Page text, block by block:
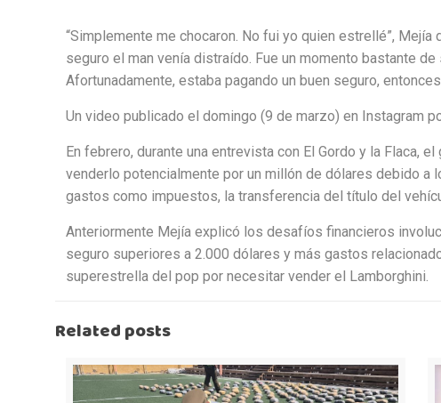
“Simplemente me chocaron. No fui yo quien estrellé”,
seguro el man venía distraído. Fue un momento bastante
Afortunadamente, estaba pagando un buen seguro,
Un video publicado el domingo (9 de marzo) en Instagram
En febrero, durante una entrevista con El Gordo y la Flaca,
venderlo potencialmente por un millón de dólares debido a
gastos como impuestos, la transferencia del título del
Anteriormente Mejía explicó los desafíos financieros
seguro superiores a 2.000 dólares y más gastos
superestrella del pop por necesitar vender el Lamborghini.
Related posts